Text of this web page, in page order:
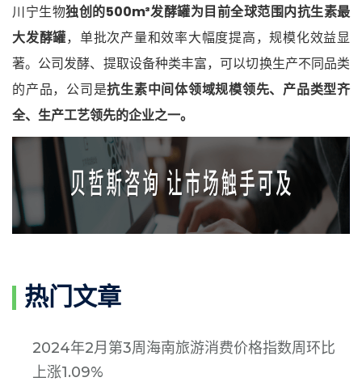
川宁生物独创的500m³发酵罐为目前全球范围内抗生素最
大发酵罐，单批次产量和效率大幅度提高，规模化效益显
著。公司发酵、提取设备种类丰富，可以切换生产不同品类
的产品，公司是抗生素中间体领域规模领先、产品类型齐
全、生产工艺领先的企业之一。
热门文章
2024年2月第3周海南旅游消费价格指数周环比
上涨1.09%